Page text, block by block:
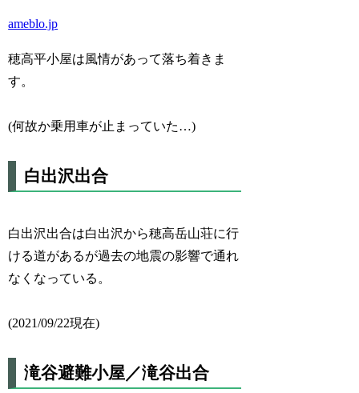
ameblo.jp
穂高平小屋は風情があって落ち着きま
す。
(何故か乗用車が止まっていた…)
白出沢出合
白出沢出合は白出沢から穂高岳山荘に行
ける道があるが過去の地震の影響で通れ
なくなっている。
(2021/09/22現在)
滝谷避難小屋／滝谷出合